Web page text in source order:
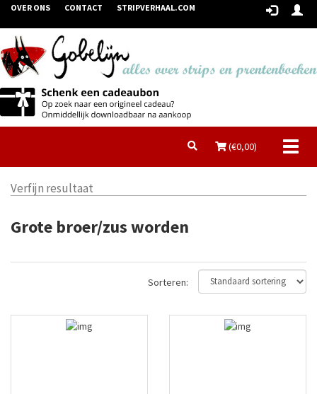
OVER ONS CONTACT STRIPVERHAAL.COM
(€0,00)
Verfijn resultaat
Grote broer/zus worden
Sorteren: